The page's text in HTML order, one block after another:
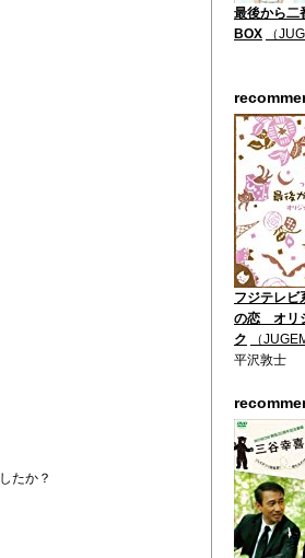
たか？
最後から二
BOX
（
フジテレビ
の恋 オリ
ク
（
平沢敦士